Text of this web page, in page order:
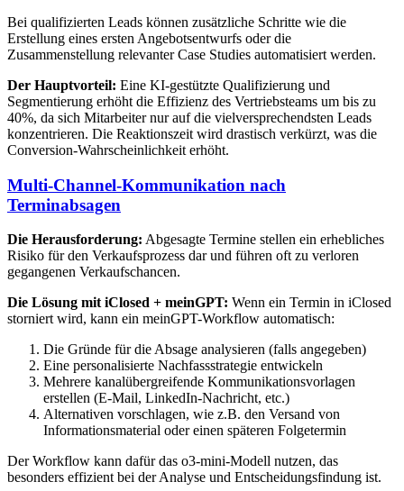
Bei qualifizierten Leads können zusätzliche Schritte wie die
Erstellung eines ersten Angebotsentwurfs oder die
Zusammenstellung relevanter Case Studies automatisiert werden.
Der Hauptvorteil: Eine KI-gestützte Qualifizierung und
Segmentierung erhöht die Effizienz des Vertriebsteams um bis zu
40%, da sich Mitarbeiter nur auf die vielversprechendsten Leads
konzentrieren. Die Reaktionszeit wird drastisch verkürzt, was die
Conversion-Wahrscheinlichkeit erhöht.
Multi-Channel-Kommunikation nach
Terminabsagen
Die Herausforderung: Abgesagte Termine stellen ein erhebliches
Risiko für den Verkaufsprozess dar und führen oft zu verloren
gegangenen Verkaufschancen.
Die Lösung mit iClosed + meinGPT: Wenn ein Termin in iClosed
storniert wird, kann ein meinGPT-Workflow automatisch:
Die Gründe für die Absage analysieren (falls angegeben)
Eine personalisierte Nachfassstrategie entwickeln
Mehrere kanalübergreifende Kommunikationsvorlagen
erstellen (E-Mail, LinkedIn-Nachricht, etc.)
Alternativen vorschlagen, wie z.B. den Versand von
Informationsmaterial oder einen späteren Folgetermin
Der Workflow kann dafür das o3-mini-Modell nutzen, das
besonders effizient bei der Analyse und Entscheidungsfindung ist.